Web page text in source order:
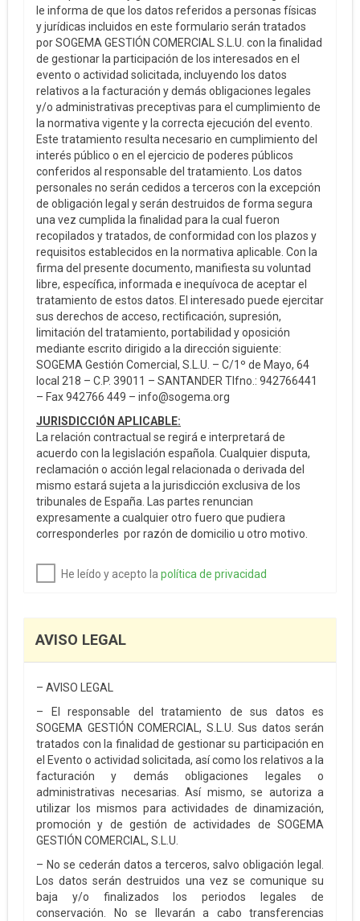
le informa de que los datos referidos a personas físicas
y jurídicas incluidos en este formulario serán tratados
por SOGEMA GESTIÓN COMERCIAL S.L.U. con la finalidad
de gestionar la participación de los interesados en el
evento o actividad solicitada, incluyendo los datos
relativos a la facturación y demás obligaciones legales
y/o administrativas preceptivas para el cumplimiento de
la normativa vigente y la correcta ejecución del evento.
Este tratamiento resulta necesario en cumplimiento del
interés público o en el ejercicio de poderes públicos
conferidos al responsable del tratamiento. Los datos
personales no serán cedidos a terceros con la excepción
de obligación legal y serán destruidos de forma segura
una vez cumplida la finalidad para la cual fueron
recopilados y tratados, de conformidad con los plazos y
requisitos establecidos en la normativa aplicable. Con la
firma del presente documento, manifiesta su voluntad
libre, específica, informada e inequívoca de aceptar el
tratamiento de estos datos. El interesado puede ejercitar
sus derechos de acceso, rectificación, supresión,
limitación del tratamiento, portabilidad y oposición
mediante escrito dirigido a la dirección siguiente:
SOGEMA Gestión Comercial, S.L.U. – C/1º de Mayo, 64
local 218 – C.P. 39011 – SANTANDER Tlfno.: 942766441
– Fax 942766 449 – info@sogema.org
JURISDICCIÓN APLICABLE:
La relación contractual se regirá e interpretará de
acuerdo con la legislación española. Cualquier disputa,
reclamación o acción legal relacionada o derivada del
mismo estará sujeta a la jurisdicción exclusiva de los
tribunales de España. Las partes renuncian
expresamente a cualquier otro fuero que pudiera
corresponderles por razón de domicilio u otro motivo.
He leído y acepto la política de privacidad
AVISO LEGAL
– AVISO LEGAL
– El responsable del tratamiento de sus datos es
SOGEMA GESTIÓN COMERCIAL, S.L.U. Sus datos serán
tratados con la finalidad de gestionar su participación en
el Evento o actividad solicitada, así como los relativos a la
facturación y demás obligaciones legales o
administrativas necesarias. Así mismo, se autoriza a
utilizar los mismos para actividades de dinamización,
promoción y de gestión de actividades de SOGEMA
GESTIÓN COMERCIAL, S.L.U.
– No se cederán datos a terceros, salvo obligación legal.
Los datos serán destruidos una vez se comunique su
baja y/o finalizados los periodos legales de
conservación. No se llevarán a cabo transferencias